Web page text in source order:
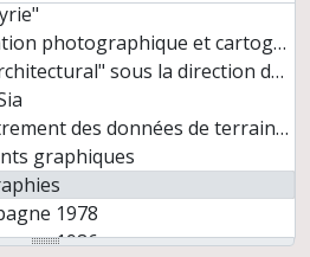
photographique et cartographique
sous la direction de Jacqueline Dentzer-Feydy
des données de terrain et du matériel
graphiques
1978
1986